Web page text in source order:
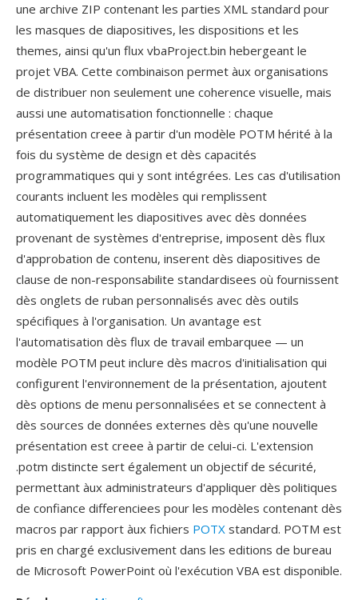
une archive ZIP contenant les parties XML standard pour
les masques de diapositives, les dispositions et les
themes, ainsi qu'un flux vbaProject.bin hebergeant le
projet VBA. Cette combinaison permet àux organisations
de distribuer non seulement une coherence visuelle, mais
aussi une automatisation fonctionnelle : chaque
présentation creee à partir d'un modèle POTM hérité à la
fois du système de design et dès capacités
programmatiques qui y sont intégrées. Les cas d'utilisation
courants incluent les modèles qui remplissent
automatiquement les diapositives avec dès données
provenant de systèmes d'entreprise, imposent dès flux
d'approbation de contenu, inserent dès diapositives de
clause de non-responsabilite standardisees où fournissent
dès onglets de ruban personnalisés avec dès outils
spécifiques à l'organisation. Un avantage est
l'automatisation dès flux de travail embarquee — un
modèle POTM peut inclure dès macros d'initialisation qui
configurent l'environnement de la présentation, ajoutent
dès options de menu personnalisées et se connectent à
dès sources de données externes dès qu'une nouvelle
présentation est creee à partir de celui-ci. L'extension
.potm distincte sert également un objectif de sécurité,
permettant àux administrateurs d'appliquer dès politiques
de confiance differenciees pour les modèles contenant dès
macros par rapport àux fichiers POTX standard. POTM est
pris en chargé exclusivement dans les editions de bureau
de Microsoft PowerPoint où l'exécution VBA est disponible.